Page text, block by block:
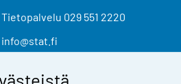
Tietopalvelu 029 551 2220
info@stat.fi